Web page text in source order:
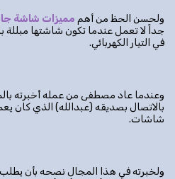
ولحسن الحظ من أهم مميزات شاشة جاك 55 بوصة
جداً لا تعمل عندما تكون شاشتها
في التيار الكهربائي.
وعندما عاد مصطفى من عمله أخبرته
بالاتصال بصديقه (عبدالله) الذي كان
شاشات.
ولخبرته في هذا المجال نصحه بأن